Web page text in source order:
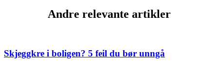
Andre relevante artikler
Skjeggkre i boligen? 5 feil du bør unngå